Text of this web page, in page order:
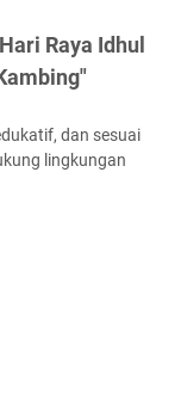
Raya Idhul
dan sesuai
lingkungan